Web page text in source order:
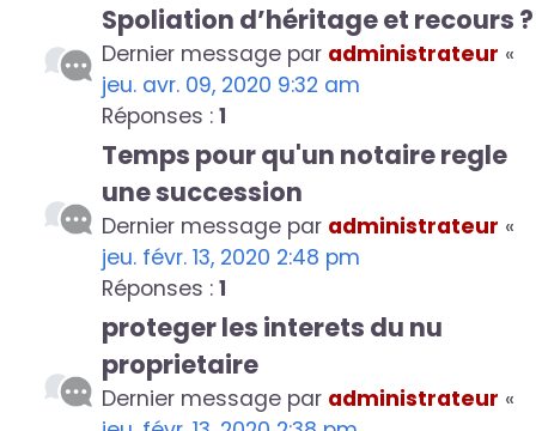
Spoliation d’héritage et recours ?
Dernier message par administrateur «
jeu. avr. 09, 2020 9:32 am
Réponses : 1
Temps pour qu'un notaire regle
une succession
Dernier message par administrateur «
jeu. févr. 13, 2020 2:48 pm
Réponses : 1
proteger les interets du nu
proprietaire
Dernier message par administrateur «